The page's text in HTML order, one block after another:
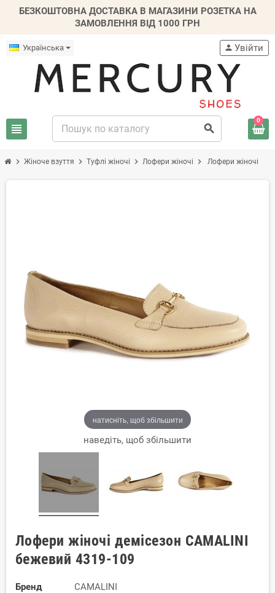
БЕЗКОШТОВНА ДОСТАВКА В МАГАЗИНИ РОЗЕТКА НА
ЗАМОВЛЕННЯ ВІД 1000 ГРН
Українська
view_headline search
person Увійти
0
chevron_right Жіноче взуття chevron_right Туфлі жіночі chevron_right Лофери жіночі chevron_right Лофери жіночі
натисніть, щоб збільшити
наведіть, щоб збільшити
Лофери жіночі демісезон CAMALINI
бежевий 4319-109
Бренд
CAMALINI